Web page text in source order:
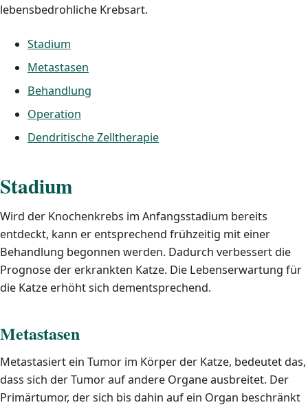
lebensbedrohliche Krebsart.
Stadium
Metastasen
Behandlung
Operation
Dendritische Zelltherapie
Stadium
Wird der Knochenkrebs im Anfangsstadium bereits
entdeckt, kann er entsprechend frühzeitig mit einer
Behandlung begonnen werden. Dadurch verbessert die
Prognose der erkrankten Katze. Die Lebenserwartung für
die Katze erhöht sich dementsprechend.
Metastasen
Metastasiert ein Tumor im Körper der Katze, bedeutet das,
dass sich der Tumor auf andere Organe ausbreitet. Der
Primärtumor, der sich bis dahin auf ein Organ beschränkt